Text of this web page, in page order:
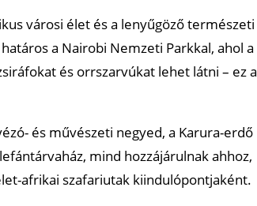
városi élet és a lenyűgöző természeti
a Nairobi Nemzeti Parkkal, ahol a
és orrszarvúkat lehet látni – ez a
és művészeti negyed, a Karura-erdő
mind hozzájárulnak ahhoz,
afrikai szafariutak kiindulópontjaként.